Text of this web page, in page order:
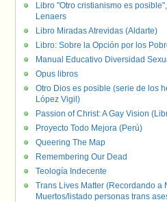
Libro "Otro cristianismo es
Lenaers
Libro Miradas Atrevidas (Aldarte)
Libro: Sobre la Opción por los
Manual Educativo Diversidad
Opus libros
Otro Dios es posible (serie de los
López Vigil)
Passion of Christ: A Gay Vision
Proyecto Todo Mejora (Perú)
Queering The Map
Remembering Our Dead
Teología Indecente
Trans Lives Matter (Recordando a
Muertos/listado personas trans